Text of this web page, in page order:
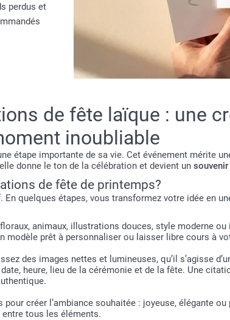
perdus et
de fête laïque : une
inoubliable
étape importante de sa vie. Cet événement mérite
donne le ton de la célébration et devient un
de fête de printemps?
quelques étapes, vous transformez votre idée en
animaux, illustrations douces, style moderne
prêt à personnaliser ou laisser libre cours à
des images nettes et lumineuses, qu’il s’agisse
heure, lieu de la cérémonie et de la fête. Une
créer l’ambiance souhaitée : joyeuse, élégante
tous les éléments.